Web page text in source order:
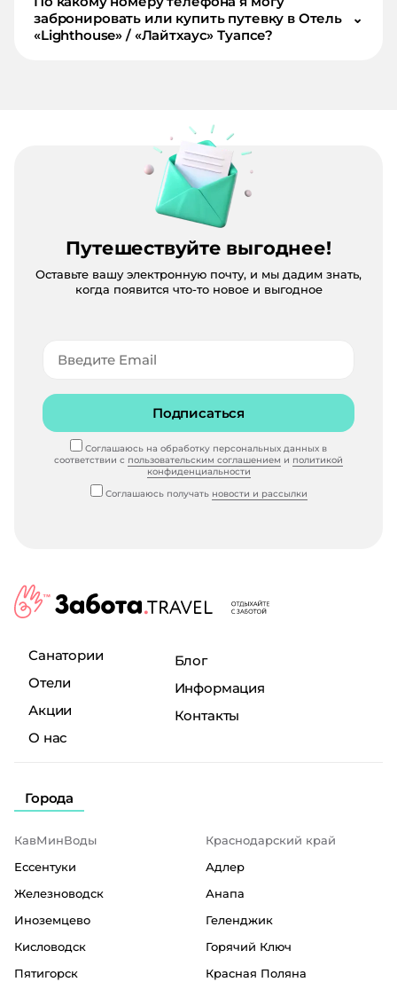
забронировать или купить путевку в Отель
«Lighthouse» / «Лайтхаус» Туапсе?
⌄
Путешествуйте выгоднее!
Оставьте вашу электронную почту, и мы дадим знать,
когда появится что-то новое и выгодное
Подписаться
Соглашаюсь на обработку персональных данных в
соответствии с пользовательским соглашением и политикой
конфиденциальности
Соглашаюсь получать новости и рассылки
Санатории
Отели
Акции
О нас
Блог
Информация
Контакты
Города
КавМинВоды
Ессентуки
Железноводск
Иноземцево
Кисловодск
Пятигорск
Краснодарский край
Адлер
Анапа
Геленджик
Горячий Ключ
Красная Поляна